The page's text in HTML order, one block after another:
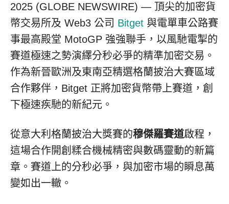
2025 (GLOBE NEWSWIRE) — 頂尖的加密貨
幣交易所及 Web3 公司 Bitget 與電單車公路賽
事最高殿堂 MotoGP 強強聯手，以風馳電掣的
賽道極速之勢演繹分秒必爭的精準加密交易。
作為新晉歐洲及東南亞精選格蘭披治大賽區域
合作夥伴，Bitget 正將加密貨幣帶上賽道，創
下極速疾馳的新紀元。
從意大利格蘭披治大獎賽的穆傑羅賽道啟程，
這場合作開創糅合機械精密與數碼靈動的新篇
章。賽道上的分秒必爭，與加密市場的瞬息萬
變如出一轍。